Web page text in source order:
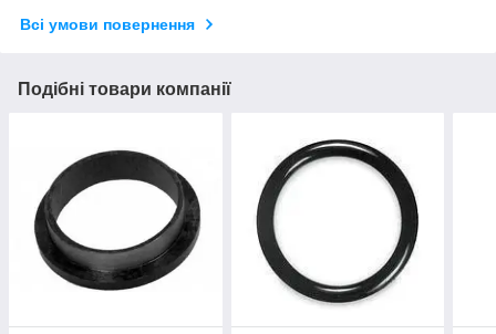
Всі умови повернення
Подібні товари компанії